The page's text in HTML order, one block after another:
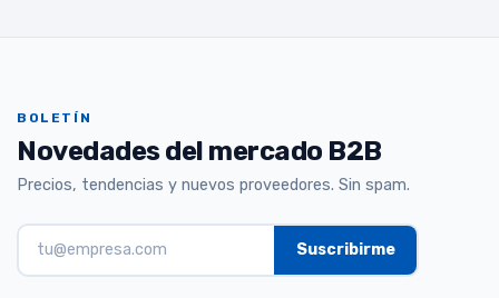
BOLETÍN
Novedades del mercado B2B
Precios, tendencias y nuevos proveedores. Sin spam.